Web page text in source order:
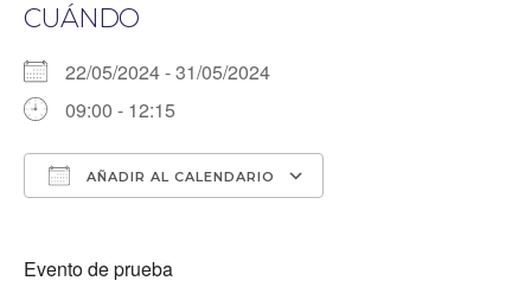
CUÁNDO
22/05/2024 - 31/05/2024
09:00 - 12:15
AÑADIR AL CALENDARIO
Evento de prueba